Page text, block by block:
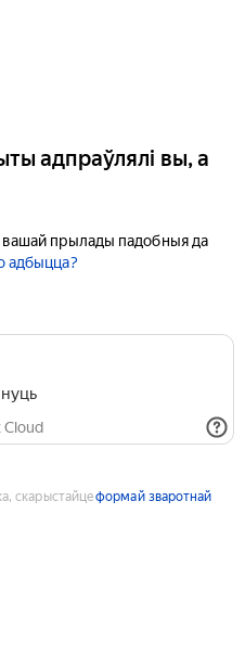
адпраўлялі вы, а
прылады падобныя да
адбыцца?
Cloud
скарыстайцеформай зваротнай